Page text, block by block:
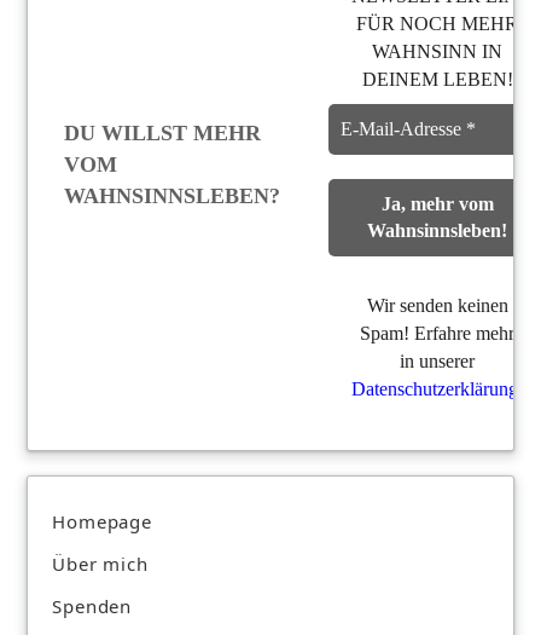
DU WILLST MEHR
VOM
WAHNSINNSLEBEN?
FÜR NOCH MEHR
WAHNSINN IN
DEINEM LEBEN!
Wir senden keinen
Spam! Erfahre mehr
in unserer
Datenschutzerklärung
Homepage
Über mich
Spenden